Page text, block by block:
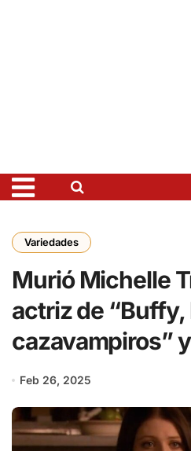
Variedades
Murió Michelle
actriz de “Buffy,
cazavampiros”
Feb 26, 2025